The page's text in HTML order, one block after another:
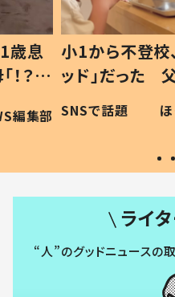
歳息
？」
編集部
小1から不登校
ッド」だった
作り続ける理
#令和の子
SNSで話題
ライ
“人”のグッドニュースの